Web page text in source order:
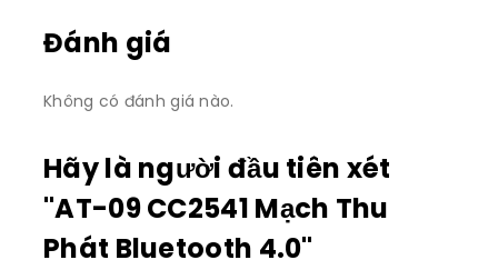
Đánh giá
Không có đánh giá nào.
Hãy là người đầu tiên xét
"AT-09 CC2541 Mạch Thu
Phát Bluetooth 4.0"